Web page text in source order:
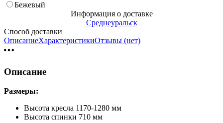
Бежевый
Информация о доставке
Среднеуральск
Способ доставки
ОписаниеХарактеристикиОтзывы (нет)
Описание
Размеры:
Высота кресла 1170-1280 мм
Высота спинки 710 мм